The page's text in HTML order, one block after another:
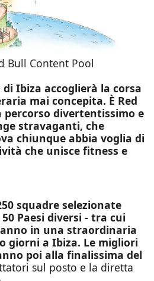
Bull Content Pool
di Ibiza accoglierà la corsa
mai concepita. È Red
percorso divertentissimo e
stravaganti, che
chiunque abbia voglia di
che unisce fitness e
squadre selezionate
Paesi diversi - tra cui
in una straordinaria
giorni a Ibiza. Le migliori
poi alla finalissima del
sul posto e la diretta